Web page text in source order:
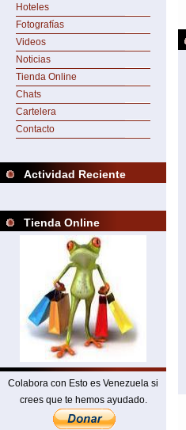
Hoteles
Fotografías
Videos
Noticias
Tienda Online
Chats
Cartelera
Contacto
Actividad Reciente
Tienda Online
Colabora con Esto es Venezuela si
crees que te hemos ayudado.